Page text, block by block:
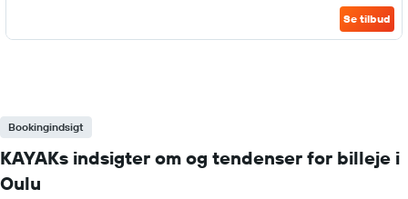
Se tilbud
Bookingindsigt
KAYAKs indsigter om og tendenser for billeje i
Oulu